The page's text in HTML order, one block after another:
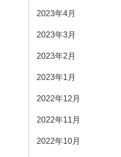
2023年4月
2023年3月
2023年2月
2023年1月
2022年12月
2022年11月
2022年10月